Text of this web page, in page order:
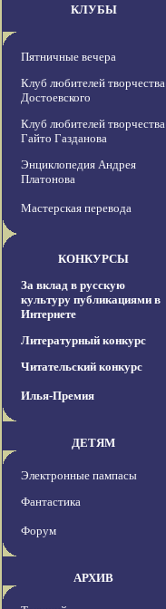
КЛУБЫ
Пятничные вечера
Клуб любителей творчества
Достоевского
Клуб любителей творчества
Гайто Газданова
Энциклопедия Андрея
Платонова
Мастерская перевода
КОНКУРСЫ
За вклад в русскую
культуру публикациями в
Интернете
Литературный конкурс
Читательский конкурс
Илья-Премия
ДЕТЯМ
Электронные пампасы
Фантастика
Форум
АРХИВ